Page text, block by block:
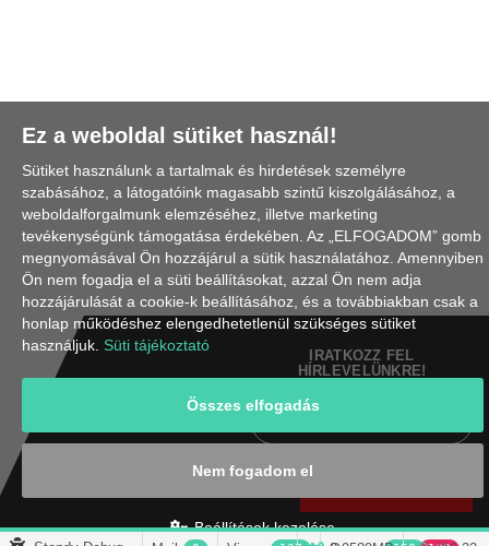
IRATKOZZ FEL
HÍRLEVELÜNKRE!
Ez a weboldal sütiket használ!
Sütiket használunk a tartalmak és hirdetések személyre
szabásához, a látogatóink magasabb szintű kiszolgálásához, a
weboldalforgalmunk elemzéséhez, illetve marketing
tevékenységünk támogatása érdekében. Az „ELFOGADOM” gomb
megnyomásával Ön hozzájárul a sütik használatához. Amennyiben
Ön nem fogadja el a süti beállításokat, azzal Ön nem adja
hozzájárulását a cookie-k beállításához, és a továbbiakban csak a
honlap működéshez elengedhetetlenül szükséges sütiket
használjuk. Süti tájékoztató
Összes elfogadás
Nem fogadom el
Beállítások kezelése